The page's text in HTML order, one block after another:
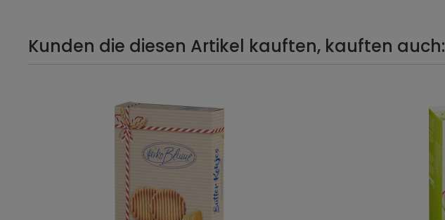
Kunden die diesen Artikel kauften, kauften auch: